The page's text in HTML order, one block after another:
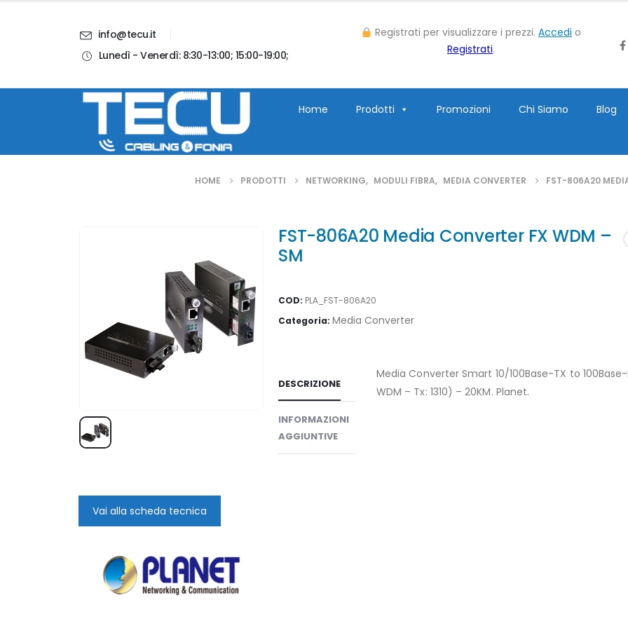
info@tecu.it
Lunedì - Venerdì: 8:30-13:00; 15:00-19:00;
Registrati per visualizzare i prezzi. Accedi o
Registrati.
Home Prodotti Promozioni Chi Siamo Blog
HOME PRODOTTI NETWORKING, MODULI FIBRA, MEDIA CONVERTER FST-806A20
Vai alla scheda tecnica
FST-806A20 Media Converter FX WDM –
SM
COD: PLA_FST-806A20
Categoria: Media Converter
DESCRIZIONE
INFORMAZIONI
AGGIUNTIVE
Media Converter Smart 10/100Base-TX to 100Base-
WDM – Tx: 1310) – 20KM. Planet.
Blog Contatti Account